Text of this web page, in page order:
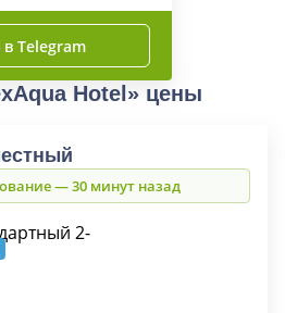
Telegram
Hotel» цены
— 30 минут назад